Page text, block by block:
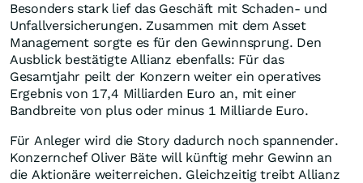
Besonders stark lief das Geschäft mit Schaden- und
Unfallversicherungen. Zusammen mit dem Asset
Management sorgte es für den Gewinnsprung. Den
Ausblick bestätigte Allianz ebenfalls: Für das
Gesamtjahr peilt der Konzern weiter ein operatives
Ergebnis von 17,4 Milliarden Euro an, mit einer
Bandbreite von plus oder minus 1 Milliarde Euro.
Für Anleger wird die Story dadurch noch spannender.
Konzernchef Oliver Bäte will künftig mehr Gewinn an
die Aktionäre weiterreichen. Gleichzeitig treibt Allianz